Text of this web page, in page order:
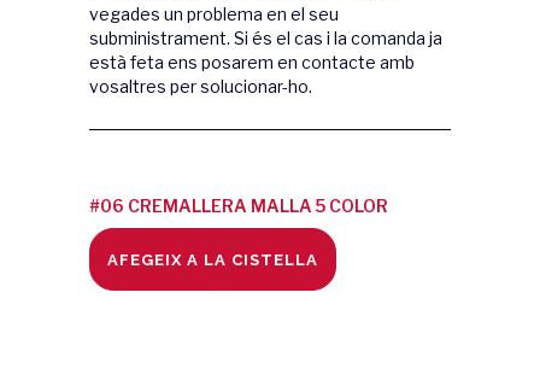
vegades un problema en el seu
subministrament. Si és el cas i la comanda ja
està feta ens posarem en contacte amb
vosaltres per solucionar-ho.
#06 CREMALLERA MALLA 5 COLOR
LILA quantity
AFEGEIX A LA CISTELLA